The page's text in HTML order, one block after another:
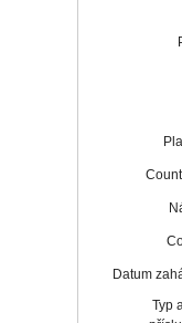
Datum
Typ